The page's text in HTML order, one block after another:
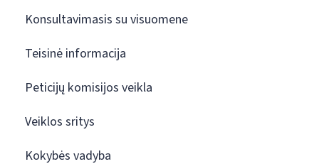
Konsultavimasis su visuomene
Teisinė informacija
Peticijų komisijos veikla
Veiklos sritys
Kokybės vadyba